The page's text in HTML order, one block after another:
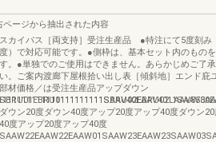
ページから抽出された内容
スカイパス［両支持］受注生産品 ●特注にて5度刻み
度）で対応可能です。●側枠は、基本セット内のもの
す。●単独でのご使用はできません。あらかじめご了
い。ご案内渡廊下屋根拾い出し表［傾斜地］エンド庇
部材価格／は受注生産品アップダウン
ダウン20度ダウン40度アップ20度アップ40度ダウン
40度アップ20度アップ40度